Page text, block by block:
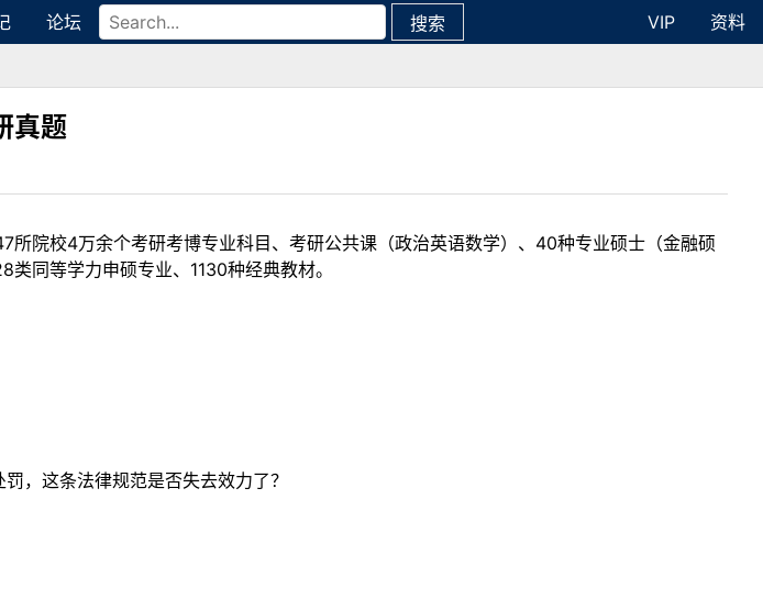
论坛 搜索 VIP
资料
真题
院校4万余个考研考博专业科目、考研公共课（政治英语数学）、40种专业硕士（金融硕
同等学力申硕专业、1130种经典教材。
，这条法律规范是否失去效力了？